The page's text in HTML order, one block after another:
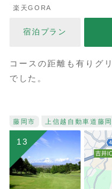
楽天GORA
宿泊プラン
コースの距離も有りグ
でした。
藤岡市 上信越自動車道 藤
13